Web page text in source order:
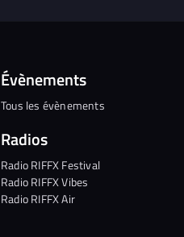
Évènements
Tous les évènements
Radios
Radio RIFFX Festival
Radio RIFFX Vibes
Radio RIFFX Air